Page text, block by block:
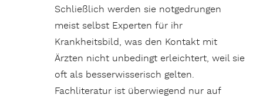
Schließlich werden sie notgedrungen
meist selbst Experten für ihr
Krankheitsbild, was den Kontakt mit
Ärzten nicht unbedingt erleichtert, weil sie
oft als besserwisserisch gelten.
Fachliteratur ist überwiegend nur auf